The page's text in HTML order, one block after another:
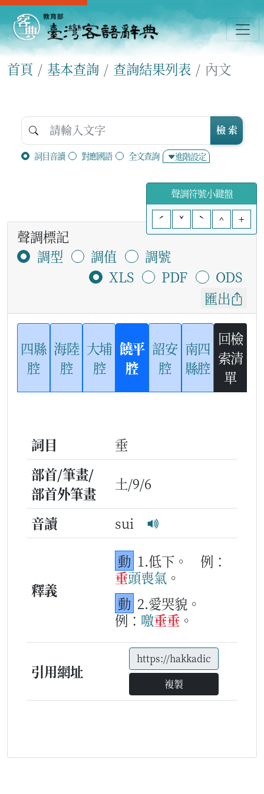
首頁 基本查詢 查詢結果列表 內文
詞目音讀 對應國語 全文查詢 進階設定
檢 索
聲調符號小鍵盤
ˊ
ˇ ˋ ^ +
聲調標記
調型
調值
調號
XLS
PDF
ODS
匯出
四縣
腔
海陸
腔
大埔
腔
饒平
腔
詔安
腔
南四
縣腔
回檢
索清
單
詞目
垂
部首/筆畫/
部首外筆畫
土/9/6
音讀 sui
釋義
動 1.低下。
例：
垂頭喪氣 。
動 2.愛哭貌。
例： 噭垂垂 。
引用網址
複製